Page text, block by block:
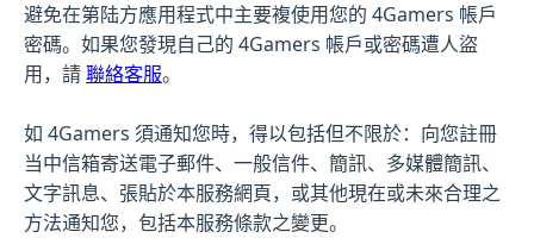
避免在第陆方應用程式中主要複使用您的 4Gamers 帳戶
密碼。如果您發現自己的 4Gamers 帳戶或密碼遭人盜
用，請聯絡客服。
如 4Gamers 須通知您時，得以包括但不限於：向您註冊
当中信箱寄送電子郵件、一般信件、簡訊、多媒體簡訊、
文字訊息、張貼於本服務網頁，或其他現在或未來合理之
方法通知您，包括本服務條款之變更。